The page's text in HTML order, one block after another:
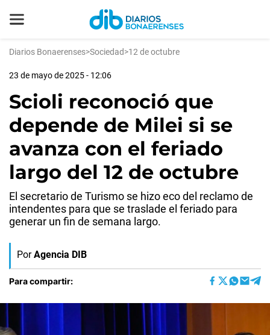
Diarios Bonaerenses>Sociedad>12 de octubre
23 de mayo de 2025 - 12:06
Scioli reconoció que
depende de Milei si se
avanza con el feriado
largo del 12 de octubre
El secretario de Turismo se hizo eco del reclamo de
intendentes para que se traslade el feriado para
generar un fin de semana largo.
Por Agencia DIB
Para compartir: